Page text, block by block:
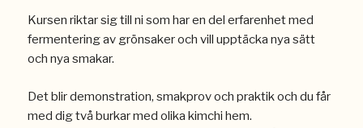
Kursen riktar sig till ni som har en del erfarenhet med
fermentering av grönsaker och vill upptäcka nya sätt
och nya smakar.
Det blir demonstration, smakprov och praktik och du får
med dig två burkar med olika kimchi hem.